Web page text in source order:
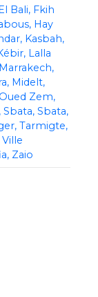
Bali Fkih
Hay
Kasbah
Lalla
Marrakech
Midelt
Oued Zem
Sbata Sbata
Tarmigte
Ville
Zaio